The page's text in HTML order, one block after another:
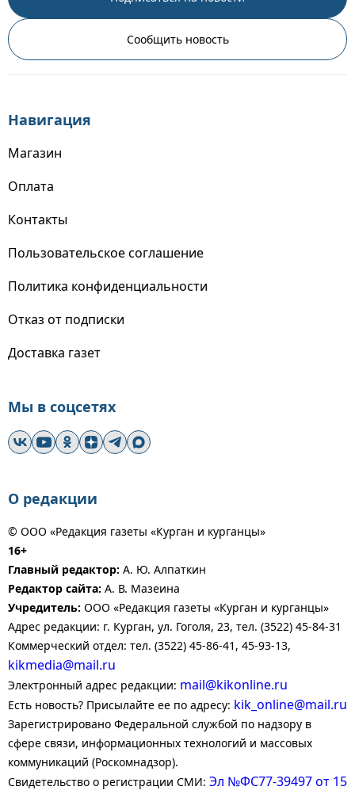
Сообщить новость
Навигация
Магазин
Оплата
Контакты
Пользовательское соглашение
Политика конфиденциальности
Отказ от подписки
Доставка газет
Мы в соцсетях
О редакции
© ООО «Редакция газеты «Курган и курганцы»
16+
Главный редактор: А. Ю. Алпаткин
Редактор сайта: А. В. Мазеина
Учредитель: ООО «Редакция газеты «Курган и курганцы»
Адрес редакции: г. Курган, ул. Гоголя, 23, тел. (3522) 45-84-31
Коммерческий отдел: тел. (3522) 45-86-41, 45-93-13,
kikmedia@mail.ru
Электронный адрес редакции: mail@kikonline.ru
Есть новость? Присылайте ее по адресу: kik_online@mail.ru
Зарегистрировано Федеральной службой по надзору в
сфере связи, информационных технологий и массовых
коммуникаций (Роскомнадзор).
Свидетельство о регистрации СМИ: Эл №ФС77-39497 от 15